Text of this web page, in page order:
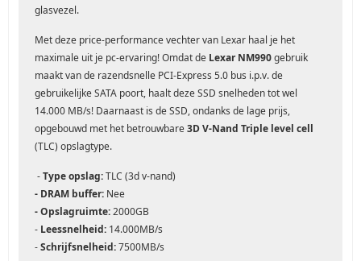
glasvezel.
Met deze price-performance vechter van Lexar haal je het
maximale uit je pc-ervaring! Omdat de Lexar NM990gebruik
maakt van de razendsnelle PCI-Express 5.0 bus i.p.v. de
gebruikelijke SATA poort, haalt deze SSD snelheden tot wel
14.000 MB/s! Daarnaast is de SSD, ondanks de lage prijs,
opgebouwd met het betrouwbare3D V-Nand Triple level cell
(TLC) opslagtype.
-Type opslag:TLC (3d v-nand)
- DRAM buffer: Nee
- Opslagruimte:2000GB
- Leessnelheid: 14.000MB/s
-Schrijfsnelheid:7500MB/s